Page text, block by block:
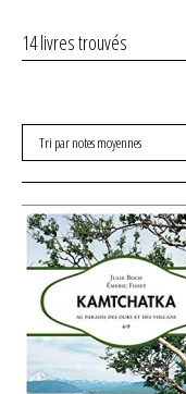
14 livres trouvés
Tri par notes moyennes